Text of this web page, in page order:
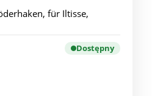
für Iltisse,
Dostępny